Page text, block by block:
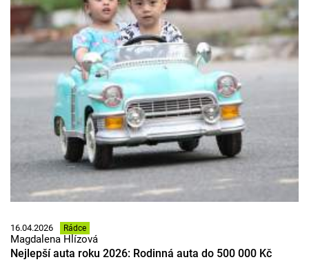
16.04.2026 Rádce
Magdalena Hlízová
Nejlepší auta roku 2026: Rodinná auta do 500 000 Kč